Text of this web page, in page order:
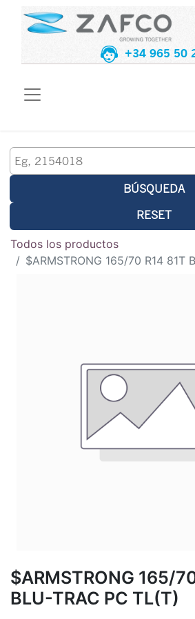
+34 965 50
BÚSQUEDA
RESET
Todos los productos
$ARMSTRONG 165/70 R14 81T
$ARMSTRONG 165/
BLU-TRAC PC TL(T)